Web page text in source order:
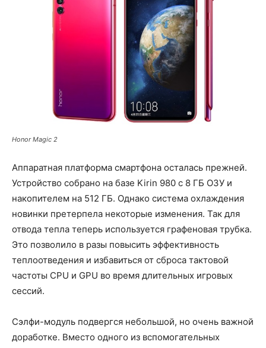
Honor Magic 2
Аппаратная платформа смартфона осталась прежней.
Устройство собрано на базе Kirin 980 с 8 ГБ ОЗУ и
накопителем на 512 ГБ. Однако система охлаждения
новинки претерпела некоторые изменения. Так для
отвода тепла теперь используется графеновая трубка.
Это позволило в разы повысить эффективность
теплоотведения и избавиться от сброса тактовой
частоты CPU и GPU во время длительных игровых
сессий.
Сэлфи-модуль подвергся небольшой, но очень важной
доработке. Вместо одного из вспомогательных